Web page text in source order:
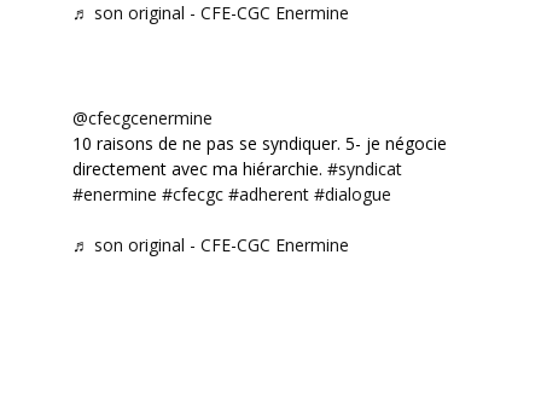
♬ son original - CFE-CGC Enermine
@cfecgcenermine
10 raisons de ne pas se syndiquer. 5- je négocie
directement avec ma hiérarchie. #syndicat
#enermine #cfecgc #adherent #dialogue
♬ son original - CFE-CGC Enermine